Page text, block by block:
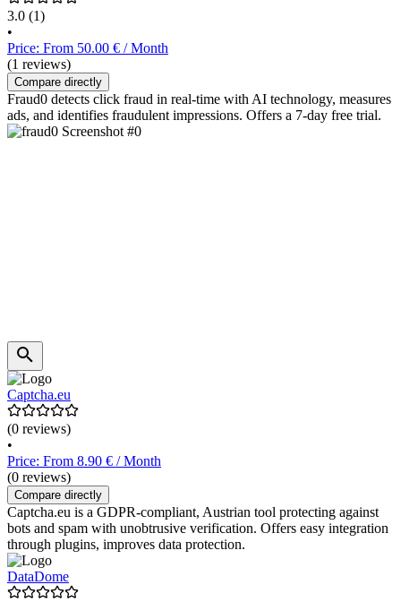
3.0 (1)
•
Price: From 50.00 € / Month
(1 reviews)
Compare directly
Fraud0 detects click fraud in real-time with AI technology, measures
ads, and identifies fraudulent impressions. Offers a 7-day free trial.
Captcha.eu
(0 reviews)
•
Price: From 8.90 € / Month
(0 reviews)
Compare directly
Captcha.eu is a GDPR-compliant, Austrian tool protecting against
bots and spam with unobtrusive verification. Offers easy integration
through plugins, improves data protection.
DataDome